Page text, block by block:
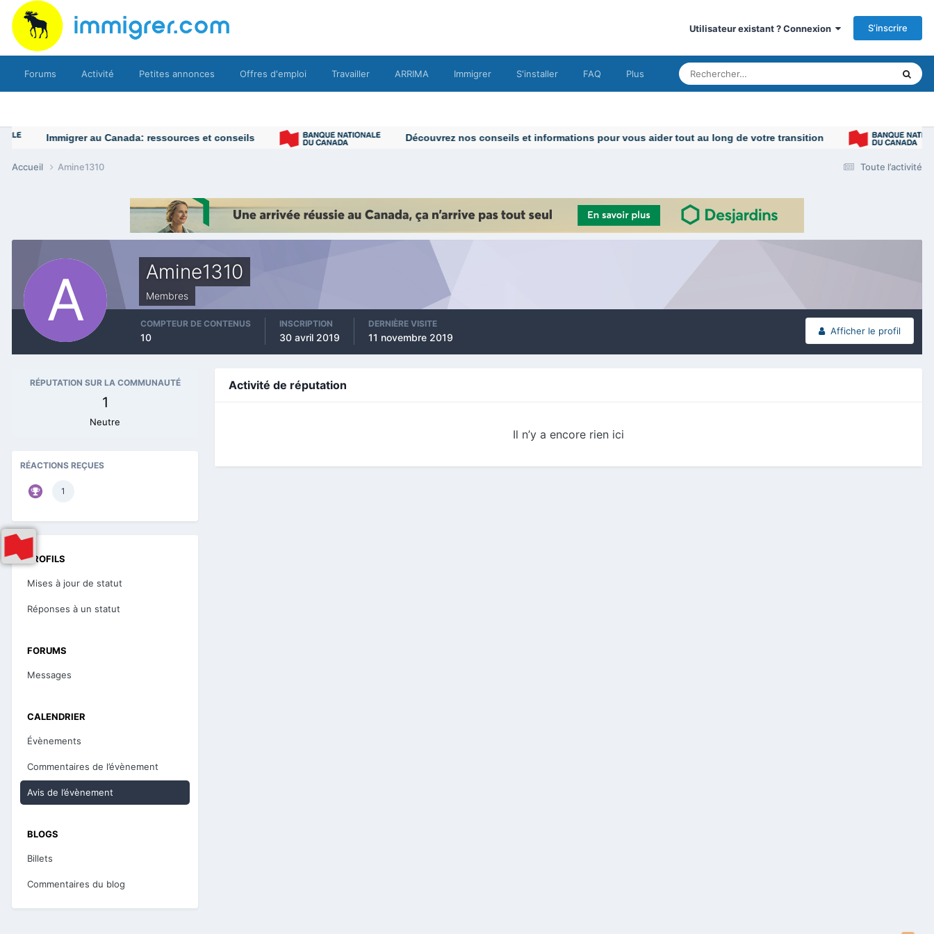
Utilisateur existant ? Connexion S’inscrire
Forums Activité Petites annonces Offres d'emploi Travailler ARRIMA Immigrer S'installer FAQ Plus
Immigrer au Canada: ressources et conseils Découvrez nos conseils et informations pour vous aider tout au long de votre transition
Toute l’activité
Accueil Amine1310
Amine1310
Membres
Afficher le profil
COMPTEUR DE CONTENUS
10
INSCRIPTION
30 avril 2019
DERNIÈRE VISITE
11 novembre 2019
RÉPUTATION SUR LA COMMUNAUTÉ
1
Neutre
RÉACTIONS REÇUES
1
PROFILS
Mises à jour de statut
Réponses à un statut
FORUMS
Messages
CALENDRIER
Évènements
Commentaires de l’évènement
Avis de l’évènement
BLOGS
Billets
Commentaires du blog
Activité de réputation
Il n’y a encore rien ici